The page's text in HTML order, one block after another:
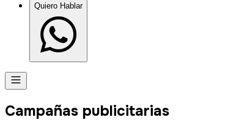
Quiero Hablar
Campañas publicitarias